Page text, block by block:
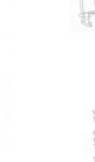
trouvera sa